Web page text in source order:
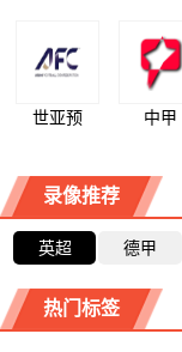
世亚预 中甲
录像推荐
英超 德甲
热门标签